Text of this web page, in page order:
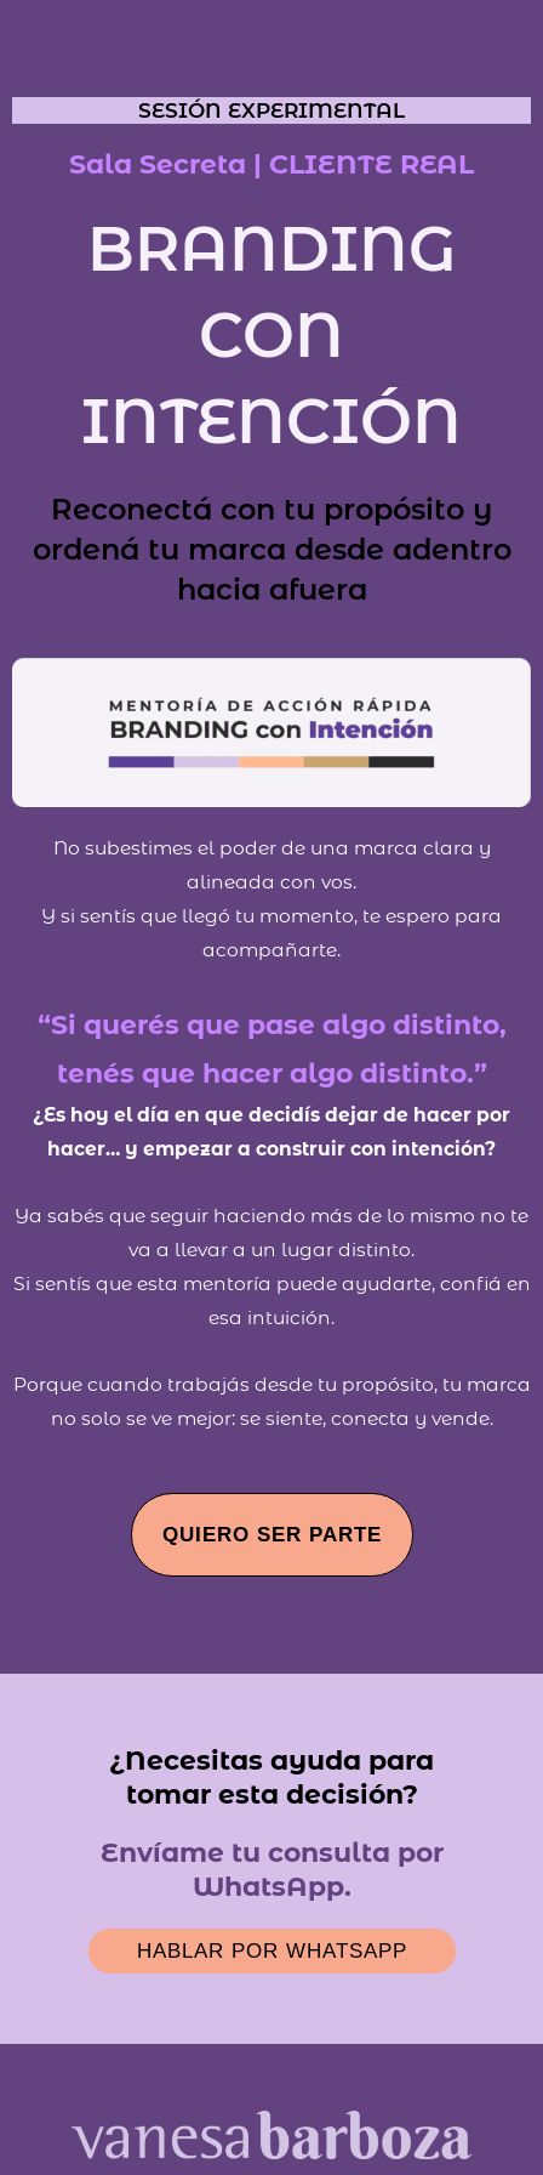
SESIÓN EXPERIMENTAL
Sala Secreta | CLIENTE REAL
BRANDING
CON
INTENCIÓN
Reconectá con tu propósito y
ordená tu marca desde adentro
hacia afuera
No subestimes el poder de una marca clara y
alineada con vos.
Y si sentís que llegó tu momento, te espero para
acompañarte.
“Si querés que pase algo distinto,
tenés que hacer algo distinto.”
¿Es hoy el día en que decidís dejar de hacer por
hacer… y empezar a construir con intención?
Ya sabés que seguir haciendo más de lo mismo no te
va a llevar a un lugar distinto.
Si sentís que esta mentoría puede ayudarte, confiá en
esa intuición.
Porque cuando trabajás desde tu propósito, tu marca
no solo se ve mejor: se siente, conecta y vende.
QUIERO SER PARTE
¿Necesitas ayuda para
tomar esta decisión?
Envíame tu consulta por
WhatsApp.
HABLAR POR WHATSAPP